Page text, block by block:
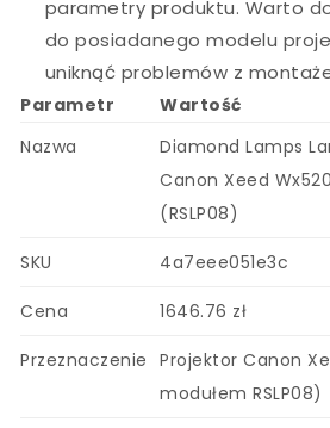
parametry produktu. Warto
do posiadanego modelu
uniknąć problemów z
Parametr
Wartość
Nazwa
Diamond Lamps
Canon Xeed
(RSLP08)
SKU 4a7eee051e3c
Cena 1646.76 zł
Przeznaczenie
Projektor Canon
modułem RSLP08)